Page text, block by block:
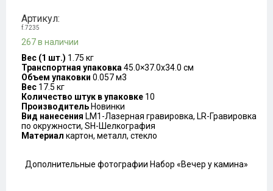
Артикул:
f.7235
267 в наличии
Вес (1 шт.) 1.75 кг
Транспортная упаковка 45.0×37.0x34.0 см
Объем упаковки 0.057 м3
Вес 17.5 кг
Количество штук в упаковке 10
Производитель Новинки
Вид нанесения LM1-Лазерная гравировка, LR-Гравировка
по окружности, SH-Шелкография
Материал картон, металл, стекло
Дополнительные фотографии Набор «Вечер у камина»